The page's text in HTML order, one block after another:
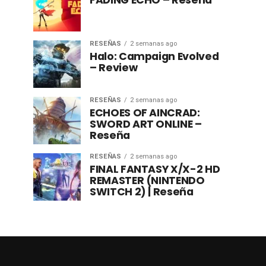
RESEÑAS 2 semanas ago
Halo: Campaign Evolved
– Review
RESEÑAS 2 semanas ago
ECHOES OF AINCRAD:
SWORD ART ONLINE –
Reseña
RESEÑAS 2 semanas ago
FINAL FANTASY X/X-2 HD
REMASTER (NINTENDO
SWITCH 2) | Reseña